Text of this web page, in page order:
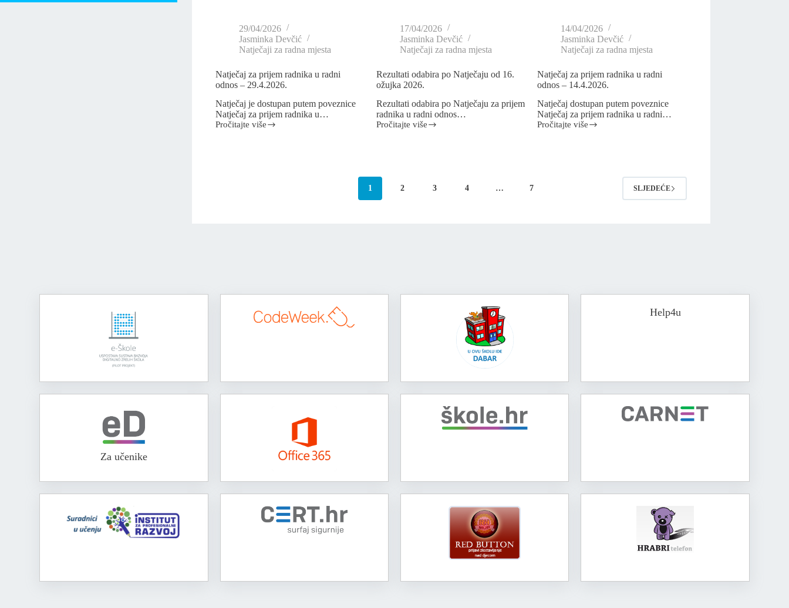
29/04/2026
Jasminka Devčić
Natječaji za radna mjesta
Natječaj za prijem radnika u radni
odnos – 29.4.2026.
Natječaj je dostupan putem poveznice
Natječaj za prijem radnika u…
Pročitajte više
17/04/2026
Jasminka Devčić
Natječaji za radna mjesta
Rezultati odabira po Natječaju od 16.
ožujka 2026.
Rezultati odabira po Natječaju za prijem
radnika u radni odnos…
Pročitajte više
14/04/2026
Jasminka Devčić
Natječaji za radna mjesta
Natječaj za prijem radnika u radni
odnos – 14.4.2026.
Natječaj dostupan putem poveznice
Natječaj za prijem radnika u radni…
Pročitajte više
1 2 3 4 … 7 SLJEDEĆE
Help4u
Za učenike